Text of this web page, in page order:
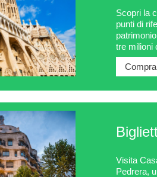
Scopri la
punti di
tre milioni
Visita
Pedrera,